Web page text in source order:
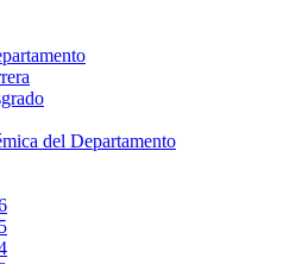
del Departamento